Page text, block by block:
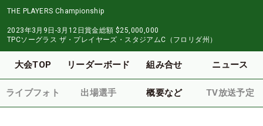
THE PLAYERS Championship
2023年3月9日-3月12日賞金総額 $25,000,000
TPCソーグラス ザ・プレイヤーズ・スタジアムC（フロリダ州）
大会TOP リーダーボード 組み合せ ニュース
ライブフォト 出場選手 概要など TV放送予定